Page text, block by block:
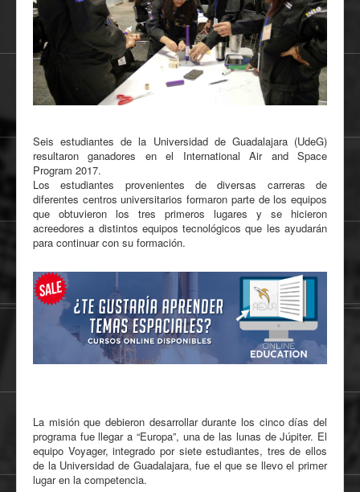
Seis estudiantes de la Universidad de Guadalajara (UdeG)
resultaron ganadores en el International Air and Space
Program 2017.
Los estudiantes provenientes de diversas carreras de
diferentes centros universitarios formaron parte de los equipos
que obtuvieron los tres primeros lugares y se hicieron
acreedores a distintos equipos tecnológicos que les ayudarán
para continuar con su formación.
La misión que debieron desarrollar durante los cinco días del
programa fue llegar a “Europa”, una de las lunas de Júpiter. El
equipo Voyager, integrado por siete estudiantes, tres de ellos
de la Universidad de Guadalajara, fue el que se llevo el primer
lugar en la competencia.